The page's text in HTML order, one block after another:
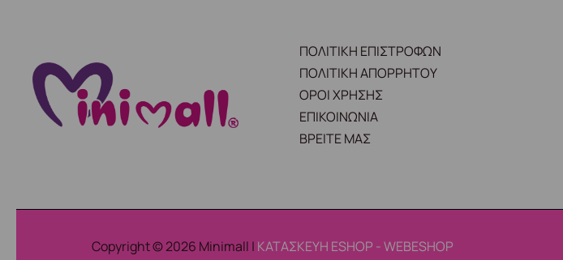
ΠΟΛΙΤΙΚΗ ΕΠΙΣΤΡΟΦΩΝ
ΠΟΛΙΤΙΚΗ ΑΠΟΡΡΗΤΟΥ
ΟΡΟΙ ΧΡΗΣΗΣ
ΕΠΙΚΟΙΝΩΝΙΑ
ΒΡΕΙΤΕ ΜΑΣ
Copyright © 2026 Minimall | ΚΑΤΑΣΚΕΥΗ ESHOP - WEBESHOP